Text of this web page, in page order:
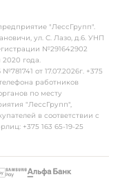
19.5 см
"ЛессГрупп".
ул. С. Лазо, д.6. УНП
№291642902
года.
от 17.07.2026г. +375
работников
по месту
"ЛессГрупп",
в соответствии с
+375 163 65-19-25